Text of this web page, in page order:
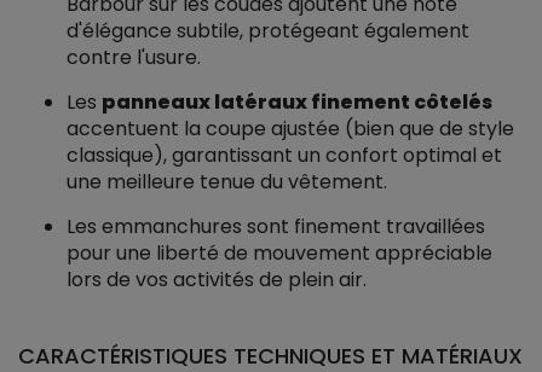
d'élégance subtile, protégeant également
contre l'usure.
Les panneaux latéraux finement côtelés
accentuent la coupe ajustée (bien que de style
classique), garantissant un confort optimal et
une meilleure tenue du vêtement.
Les emmanchures sont finement travaillées
pour une liberté de mouvement appréciable
lors de vos activités de plein air.
CARACTÉRISTIQUES TECHNIQUES ET MATÉRIAUX